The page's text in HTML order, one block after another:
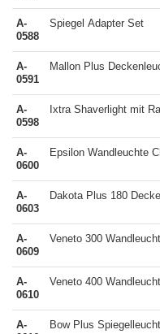
A-
0588
Spiegel Adapter Set
A-
0591
Mallon Plus
A-
0598
Ixtra Shaverlight mit
A-
0600
Epsilon Wandleuchte
A-
0603
Dakota Plus 180
A-
0609
Veneto 300
A-
0610
Veneto 400
A-
Bow Plus